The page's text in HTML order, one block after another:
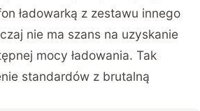
ładowarką z zestawu innego
nie ma szans na uzyskanie
mocy ładowania. Tak
standardów z brutalną